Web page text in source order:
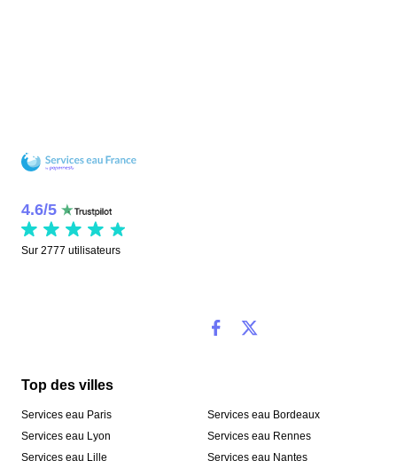
4.6/5
Sur 2777 utilisateurs
Top des villes
Services eau Paris
Services eau Lyon
Services eau Lille
Services eau Bordeaux
Services eau Rennes
Services eau Nantes